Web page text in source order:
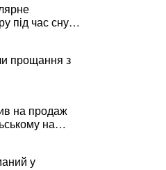
під час сну
на ваше
прощання з
на продаж
на
у